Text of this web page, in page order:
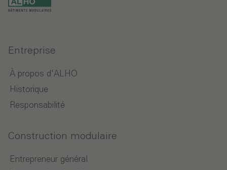
Entreprise
À propos d'ALHO
Historique
Responsabilité
Construction modulaire
Entrepreneur général